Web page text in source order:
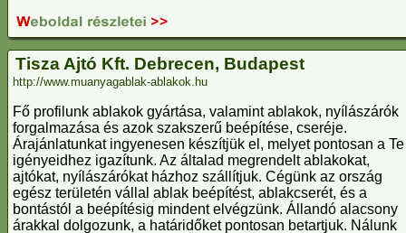
Tisza Ajtó Kft. Debrecen, Budapest
http://www.muanyagablak-ablakok.hu
Fő profilunk ablakok gyártása, valamint ablakok, nyílászárók
forgalmazása és azok szakszerű beépítése, cseréje.
Árajánlatunkat ingyenesen készítjük el, melyet pontosan a Te
igényeidhez igazítunk. Az általad megrendelt ablakokat,
ajtókat, nyílászárókat házhoz szállítjuk. Cégünk az ország
egész területén vállal ablak beépítést, ablakcserét, és a
bontástól a beépítésig mindent elvégzünk. Állandó alacsony
árakkal dolgozunk, a határidőket pontosan betartjuk. Nálunk